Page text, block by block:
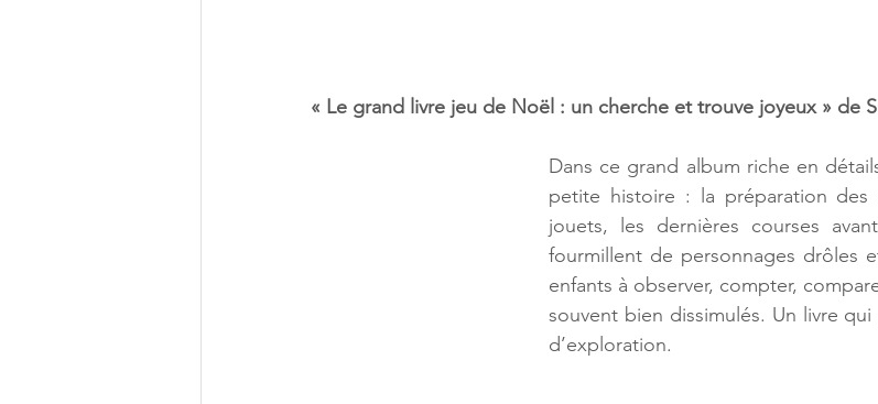
« Le grand livre jeu de Noël : un cherche et trouve joyeux » de
Dans ce grand album riche en
petite histoire : la préparation des
jouets, les dernières courses
fourmillent de personnages drôles
enfants à observer, compter,
souvent bien dissimulés. Un livre
d’exploration.